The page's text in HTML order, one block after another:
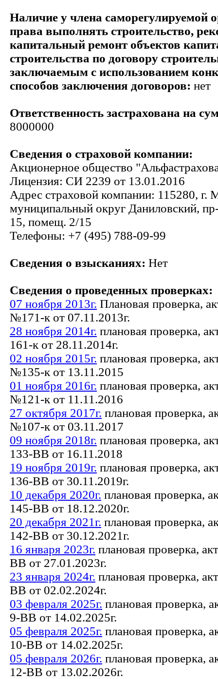
Наличие у члена саморегулируемой
права выполнять строительство,
капитальный ремонт объектов
строительства по договору
заключаемым с использованием
способов заключения договоров: нет
Ответственность застрахована на
8000000
Сведения о страховой компании:
Акционерное общество
Лицензия: СИ 2239 от 13.01.2016
Адрес страховой компании: 115280, г.
муниципальный округ Даниловский,
15, помещ. 2/15
Телефоны: +7 (495) 788-09-99
Сведения о взысканиях: Нет
Сведения о проведенных проверках:
07 ноября 2013г. Плановая проверка,
№171-к от 07.11.2013г.
28 ноября 2014г. плановая проверка,
161-к от 28.11.2014г.
02 ноября 2015г. плановая проверка,
№135-к от 13.11.2015
01 ноября 2016г. плановая проверка,
№121-к от 11.11.2016
27 октября 2017г. плановая проверка,
№107-к от 03.11.2017
09 ноября 2018г. плановая проверка,
133-ВВ от 16.11.2018
19 ноября 2019г. плановая проверка,
136-ВВ от 30.11.2019г.
10 декабря 2020г. плановая проверка,
145-ВВ от 18.12.2020г.
20 декабря 2021г. плановая проверка,
142-ВВ от 30.12.2021г.
16 января 2023г. плановая проверка,
ВВ от 27.01.2023г.
23 января 2024г. плановая проверка,
ВВ от 02.02.2024г.
03 февраля 2025г. плановая проверка,
9-ВВ от 14.02.2025г.
05 февраля 2025г. плановая проверка,
10-ВВ от 14.02.2025г.
05 февраля 2026г. плановая проверка,
12-ВВ от 13.02.2026г.